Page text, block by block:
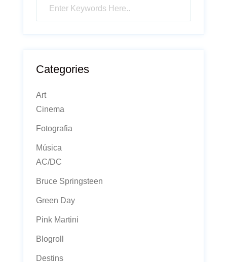
Categories
Art
Cinema
Fotografia
Música
AC/DC
Bruce Springsteen
Green Day
Pink Martini
Blogroll
Destins